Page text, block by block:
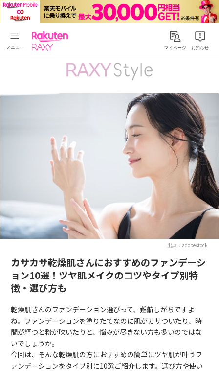
Rakuten RAXYマイページ お知らせ
出典：adobestock
カサカサ乾燥肌さんにおすすめのファンデーシ
ョン10選！ツヤ肌メイクのコツやタイプ別特
徴・選び方も
乾燥肌さんのファンデーション選びって、難航しがちですよ
ね。ファンデーションを塗りたてなのに肌がカサついたり、時
間が経つと粉が吹いたりと、悩みが尽きない方も多いのではな
いでしょうか。
今回は、そんな乾燥肌の方におすすめの簡単にツヤ肌が叶うフ
ァンデーションをタイプ別に10選ご紹介します。選び方や使い